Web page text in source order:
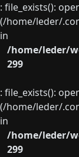
: file_exists():
(/home/leder/
in
/home/leder/
299
: file_exists():
(/home/leder/
in
/home/leder/
299